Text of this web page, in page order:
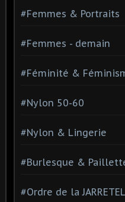
#Femmes & Portraits
#Femmes - demain
#Féminité &
#Nylon 50-60
#Nylon & Lingerie
#Burlesque &
#Ordre de la